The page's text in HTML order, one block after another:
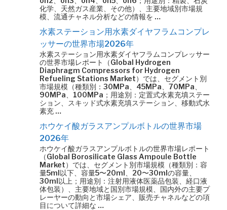
化学、天然ガス産業、その他）、主要地域別市場規
模、流通チャネル分析などの情報を …
水素ステーション用水素ダイヤフラムコンプレ
ッサーの世界市場2026年
水素ステーション用水素ダイヤフラムコンプレッサー
の世界市場レポート（Global Hydrogen
Diaphragm Compressors for Hydrogen
Refueling Stations Market）では、セグメント別
市場規模（種類別：30MPa、45MPa、70MPa、
90MPa、100MPa；用途別：定置式水素充填ステー
ション、スキッド式水素充填ステーション、移動式水
素充 …
ホウケイ酸ガラスアンプルボトルの世界市場
2026年
ホウケイ酸ガラスアンプルボトルの世界市場レポート
（Global Borosilicate Glass Ampoule Bottle
Market）では、セグメント別市場規模（種類別：容
量5ml以下、容量5〜20ml、20〜30mlの容量、
30ml以上；用途別：注射用液体医薬品包装、経口液
体包装）、主要地域と国別市場規模、国内外の主要プ
レーヤーの動向と市場シェア、販売チャネルなどの項
目について詳細な …